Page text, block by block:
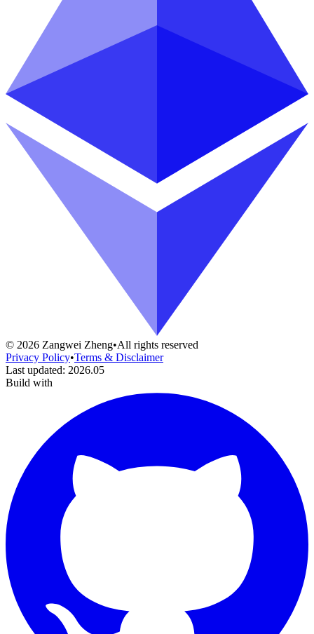
© 2026 Zangwei Zheng•All rights reserved
Privacy Policy•Terms & Disclaimer
Last updated: 2026.05
Build with